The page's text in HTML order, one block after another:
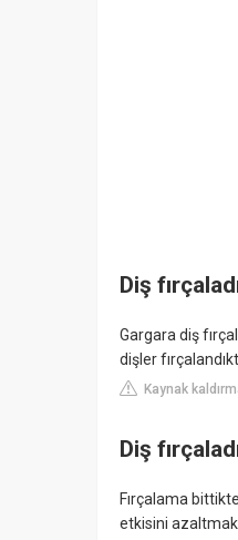
Diş
Gargara diş
dişler
Kaynak
Diş
Fırçalama
etkisini